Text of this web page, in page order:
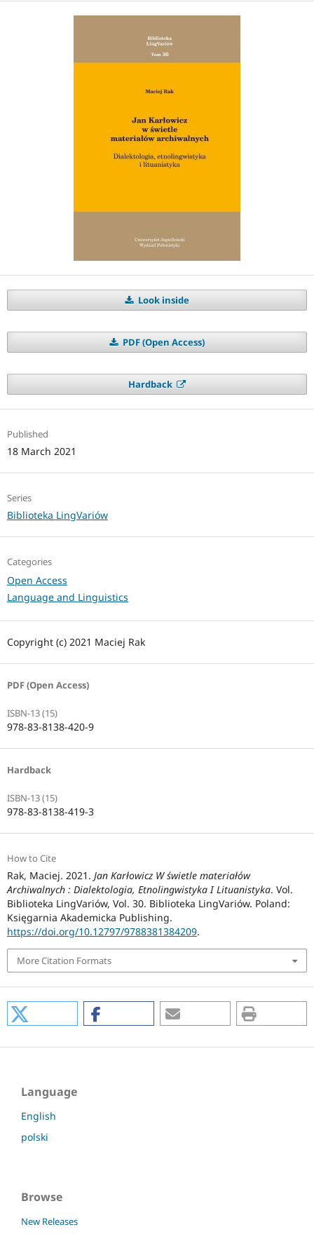
Look inside
PDF (Open Access)
Hardback
Published
18 March 2021
Series
Biblioteka LingVariów
Categories
Open Access
Language and Linguistics
Copyright (c) 2021 Maciej Rak
PDF (Open Access)
ISBN-13 (15)
978-83-8138-420-9
Hardback
ISBN-13 (15)
978-83-8138-419-3
How to Cite
Rak, Maciej. 2021. Jan Karłowicz W świetle materiałów
Archiwalnych : Dialektologia, Etnolingwistyka I Lituanistyka. Vol.
Biblioteka LingVariów, Vol. 30. Biblioteka LingVariów. Poland:
Księgarnia Akademicka Publishing.
https://doi.org/10.12797/9788381384209.
More Citation Formats
Language
English
polski
Browse
New Releases